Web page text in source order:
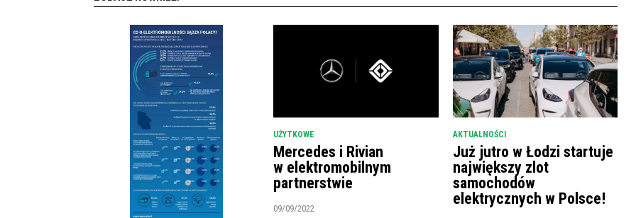
UŻYTKOWE
Mercedes i Rivian
w elektromobilnym
partnerstwie
09/09/2022
AKTUALNOŚCI
Już jutro w Łodzi startuje
największy zlot
samochodów
elektrycznych w Polsce!